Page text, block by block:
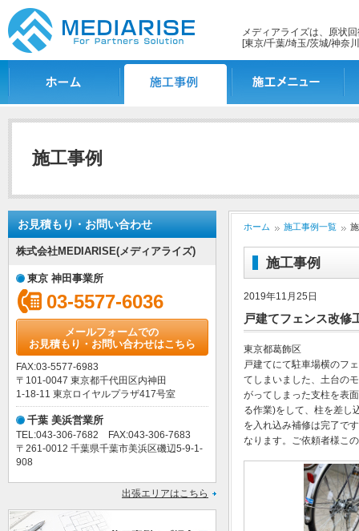
メディアライズは、原状
[東京/千葉/埼玉/茨城/神奈
施工事例
お見積もり・お問い合わせ
株式会社MEDIARISE(メディアライズ)
東京 神田事業所
03-5577-6036
メールフォームでの
お見積もり・お問い合わせはこちら
FAX:03-5577-6983
〒101-0047 東京都千代田区内神田
1-18-11 東京ロイヤルプラザ417号室
千葉 美浜営業所
TEL:043-306-7682 FAX:043-306-7683
〒261-0012 千葉県千葉市美浜区磯辺5-9-1-
908
出張エリアはこちら
ホーム 施工事例一覧
施工事例
2019年11月25日
戸建てフェンス改修
東京都葛飾区
戸建てにて駐車場横のフ
てしまいました、土台の
がってしまった支柱を表
る作業)をして、柱を差し
を入れ込み補修は完了で
なります。ご依頼者様こ